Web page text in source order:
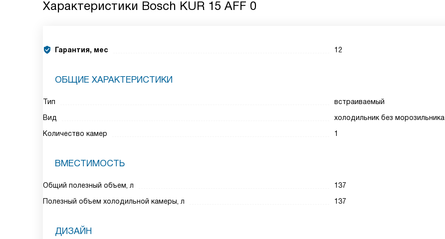
Характеристики Bosch KUR 15 AFF 0
Гарантия, мес 12
ОБЩИЕ ХАРАКТЕРИСТИКИ
Тип
встраиваемый
Вид
холодильник без морозильника
Количество камер
1
ВМЕСТИМОСТЬ
Общий полезный объем, л
137
Полезный объем холодильной камеры, л
137
ДИЗАЙН